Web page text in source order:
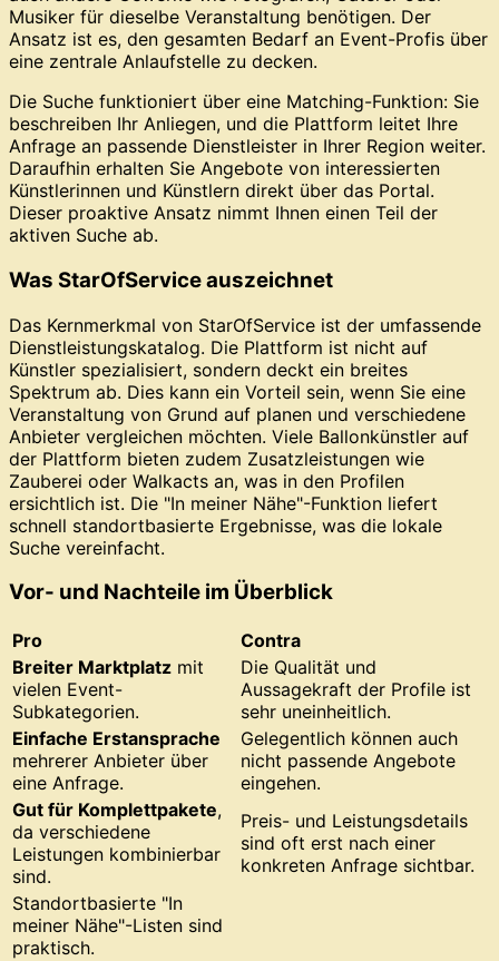
Musiker für dieselbe Veranstaltung benötigen. Der
Ansatz ist es, den gesamten Bedarf an Event-Profis über
eine zentrale Anlaufstelle zu decken.
Die Suche funktioniert über eine Matching-Funktion: Sie
beschreiben Ihr Anliegen, und die Plattform leitet Ihre
Anfrage an passende Dienstleister in Ihrer Region weiter.
Daraufhin erhalten Sie Angebote von interessierten
Künstlerinnen und Künstlern direkt über das Portal.
Dieser proaktive Ansatz nimmt Ihnen einen Teil der
aktiven Suche ab.
Was StarOfService auszeichnet
Das Kernmerkmal von StarOfService ist der umfassende
Dienstleistungskatalog. Die Plattform ist nicht auf
Künstler spezialisiert, sondern deckt ein breites
Spektrum ab. Dies kann ein Vorteil sein, wenn Sie eine
Veranstaltung von Grund auf planen und verschiedene
Anbieter vergleichen möchten. Viele Ballonkünstler auf
der Plattform bieten zudem Zusatzleistungen wie
Zauberei oder Walkacts an, was in den Profilen
ersichtlich ist. Die "In meiner Nähe"-Funktion liefert
schnell standortbasierte Ergebnisse, was die lokale
Suche vereinfacht.
Vor- und Nachteile im Überblick
Pro
Contra
Breiter Marktplatz mit
vielen Event-
Subkategorien.
Die Qualität und
Aussagekraft der Profile ist
sehr uneinheitlich.
Einfache Erstansprache
mehrerer Anbieter über
eine Anfrage.
Gelegentlich können auch
nicht passende Angebote
eingehen.
Gut für Komplettpakete,
da verschiedene
Leistungen kombinierbar
sind.
Preis- und Leistungsdetails
sind oft erst nach einer
konkreten Anfrage sichtbar.
Standortbasierte "In
meiner Nähe"-Listen sind
praktisch.